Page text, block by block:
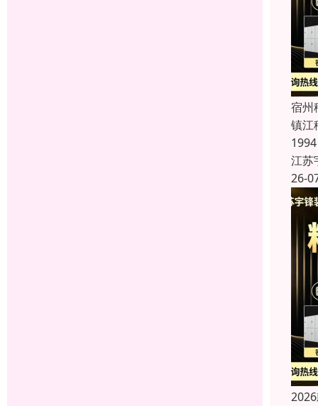
宿州
镇江
江苏
26-